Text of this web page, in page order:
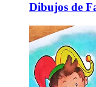
Dibujos de